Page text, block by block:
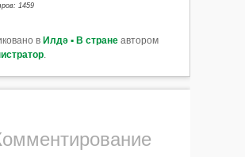
1459
в Илдә ▪ В странеавтором
.